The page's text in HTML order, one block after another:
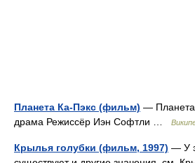
Планета Ка-Пэкс (фильм) — Планета
драма Режиссёр Иэн Софтли …
Крылья голубки (фильм, 1997) — У